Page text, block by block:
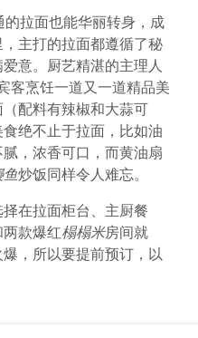
的拉面也能华丽转身，成
主打的拉面都遵循了秘
意。厨艺精湛的主理人
客烹饪一道又一道精品美
配料有辣椒和大蒜可
绝不止于拉面，比如油
，浓香可口，而黄油扇
炒饭同样令人难忘。
在拉面柜台、主厨餐
款爆红榻榻米房间就
，所以要提前预订，以